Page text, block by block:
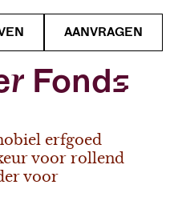
AANVRAGEN
Fonds
erfgoed
voor rollend
voor